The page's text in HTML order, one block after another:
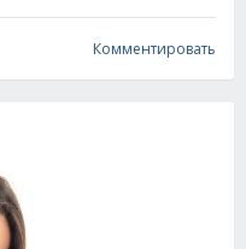
Комментировать